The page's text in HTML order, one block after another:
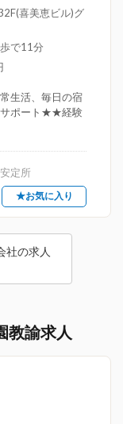
喜美恵ビル)グ
で11分
生活、毎日の宿
サポート★★経験
定所
★お気に入り
社の求人
教諭求人